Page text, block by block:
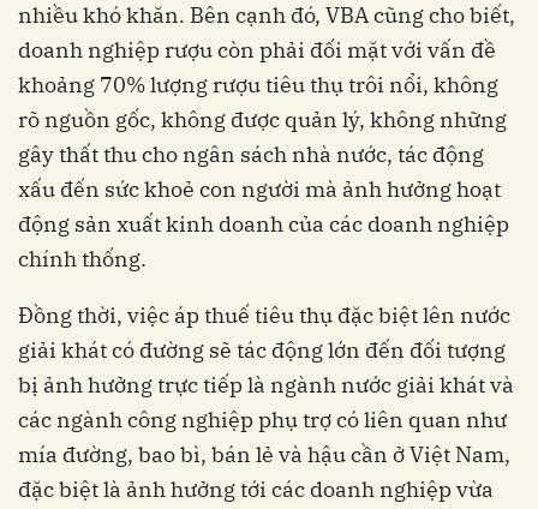
nhiều khó khăn. Bên cạnh đó, VBA cũng cho biết,
doanh nghiệp rượu còn phải đối mặt với vấn đề
khoảng 70% lượng rượu tiêu thụ trôi nổi, không
rõ nguồn gốc, không được quản lý, không những
gây thất thu cho ngân sách nhà nước, tác động
xấu đến sức khoẻ con người mà ảnh hưởng hoạt
động sản xuất kinh doanh của các doanh nghiệp
chính thống.
Đồng thời, việc áp thuế tiêu thụ đặc biệt lên nước
giải khát có đường sẽ tác động lớn đến đối tượng
bị ảnh hưởng trực tiếp là ngành nước giải khát và
các ngành công nghiệp phụ trợ có liên quan như
mía đường, bao bì, bán lẻ và hậu cần ở Việt Nam,
đặc biệt là ảnh hưởng tới các doanh nghiệp vừa